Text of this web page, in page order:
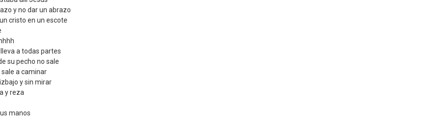
y no dar un abrazo
cristo en un escote
a todas partes
su pecho no sale
a caminar
y sin mirar
y reza
manos